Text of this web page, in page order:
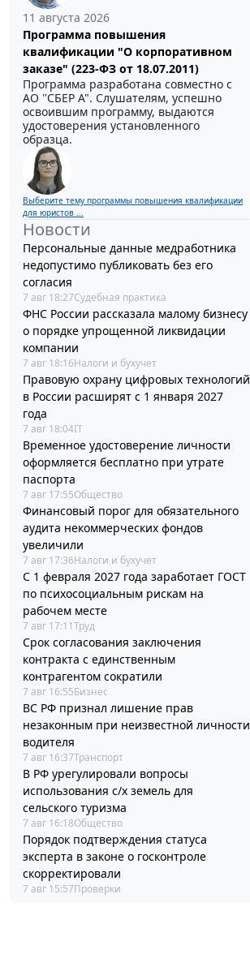
11 августа 2026
Программа повышения
квалификации "О корпоративном
заказе" (223-ФЗ от 18.07.2011)
Программа разработана совместно с
АО ''СБЕР А". Слушателям, успешно
освоившим программу, выдаются
удостоверения установленного
образца.
Выберите тему программы повышения квалификации
для юристов ...
Новости
Персональные данные медработника
недопустимо публиковать без его
согласия
7 авг 18:27Судебная практика
ФНС России рассказала малому бизнесу
о порядке упрощенной ликвидации
компании
7 авг 18:16Налоги и бухучет
Правовую охрану цифровых технологий
в России расширят с 1 января 2027
года
7 авг 18:04IT
Временное удостоверение личности
оформляется бесплатно при утрате
паспорта
7 авг 17:55Общество
Финансовый порог для обязательного
аудита некоммерческих фондов
увеличили
7 авг 17:36Налоги и бухучет
С 1 февраля 2027 года заработает ГОСТ
по психосоциальным рискам на
рабочем месте
7 авг 17:11Труд
Срок согласования заключения
контракта с единственным
контрагентом сократили
7 авг 16:55Бизнес
ВС РФ признал лишение прав
незаконным при неизвестной личности
водителя
7 авг 16:37Транспорт
В РФ урегулировали вопросы
использования с/х земель для
сельского туризма
7 авг 16:18Общество
Порядок подтверждения статуса
эксперта в законе о госконтроле
скорректировали
7 авг 15:57Проверки